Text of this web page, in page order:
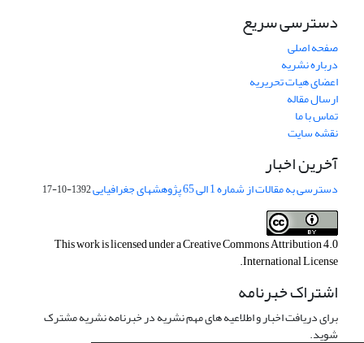
دسترسی سریع
صفحه اصلی
درباره نشریه
اعضای هیات تحریریه
ارسال مقاله
تماس با ما
نقشه سایت
آخرین اخبار
دسترسی به مقالات از شماره 1 الی 65 پژوهشهای جغرافیایی 1392-10-17
This work is licensed under aCreative Commons Attribution 4.0
International License
.
اشتراک خبرنامه
برای دریافت اخبار و اطلاعیه های مهم نشریه در خبرنامه نشریه مشترک
شوید.